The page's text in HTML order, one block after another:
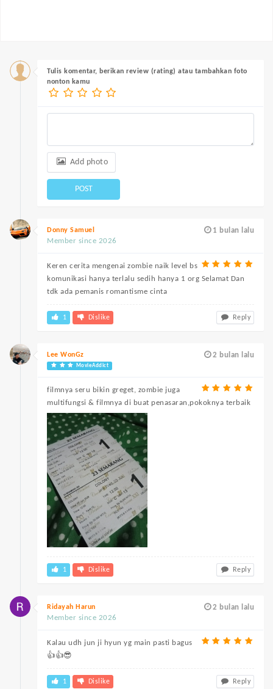
Tulis komentar, berikan review (rating) atau tambahkan foto
nonton kamu
Add photo
POST
1 bulan lalu
Donny Samuel
Member since 2026
Keren cerita mengenai zombie naik level bs
komunikasi hanya terlalu sedih hanya 1 org Selamat Dan
tdk ada pemanis romantisme cinta
1 Dislike Reply
2 bulan lalu
Lee WonGz
MovieAddict
filmnya seru bikin greget, zombie juga
multifungsi & filmnya di buat penasaran,pokoknya terbaik
1 Dislike Reply
2 bulan lalu
Ridayah Harun
Member since 2026
Kalau udh jun ji hyun yg main pasti bagus
👍👍😎
1 Dislike Reply